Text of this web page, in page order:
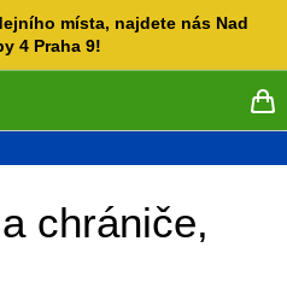
místa, najdete nás Nad
4 Praha 9!
chrániče,